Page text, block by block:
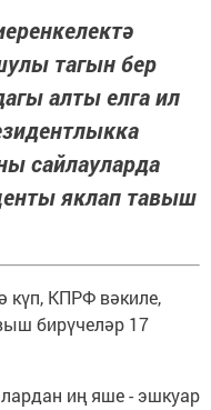
тагын бер
алты елга ил
сайлауларда
яклап тавыш
күп, КПРФ вәкиле,
бирүчеләр 17
иң яше - эшкуар